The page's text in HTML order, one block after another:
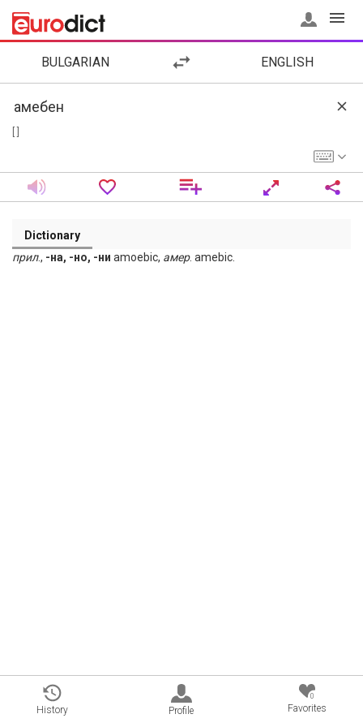
BULGARIAN ENGLISH
Dictionary
прил., -на, -но, -ни amoebic, амер. amebic.
History Profile
0
Favorites